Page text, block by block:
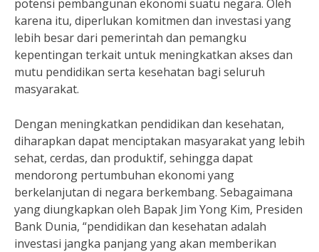
potensi pembangunan ekonomi suatu negara. Oleh
karena itu, diperlukan komitmen dan investasi yang
lebih besar dari pemerintah dan pemangku
kepentingan terkait untuk meningkatkan akses dan
mutu pendidikan serta kesehatan bagi seluruh
masyarakat.
Dengan meningkatkan pendidikan dan kesehatan,
diharapkan dapat menciptakan masyarakat yang lebih
sehat, cerdas, dan produktif, sehingga dapat
mendorong pertumbuhan ekonomi yang
berkelanjutan di negara berkembang. Sebagaimana
yang diungkapkan oleh Bapak Jim Yong Kim, Presiden
Bank Dunia, “pendidikan dan kesehatan adalah
investasi jangka panjang yang akan memberikan